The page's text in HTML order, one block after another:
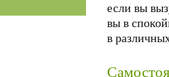
если вы
вы в
в